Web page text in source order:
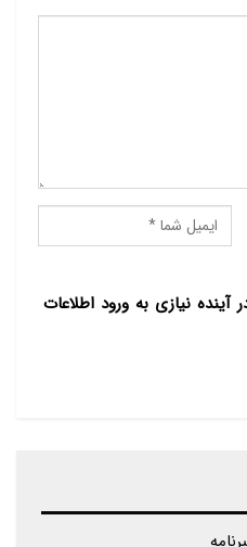
شوند و ترس از مسلمانان
نیازی به ورود اطلاعات